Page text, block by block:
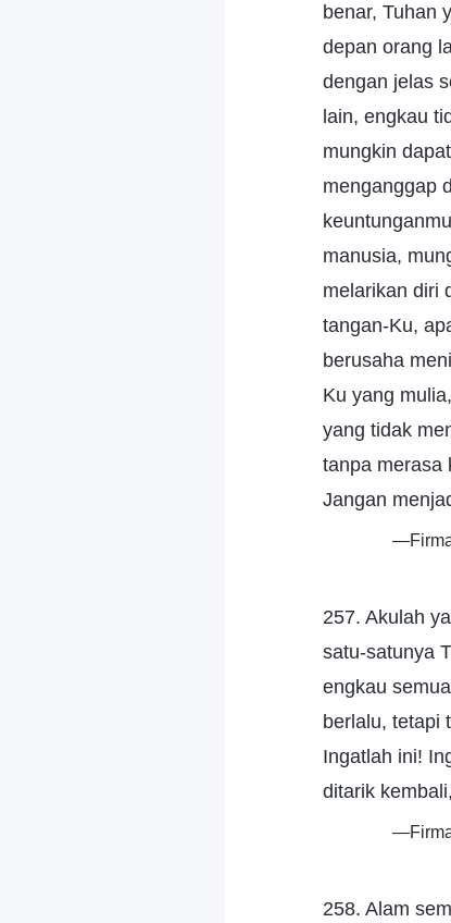
benar, Tuhan
depan orang
dengan jelas
lain, engkau
mungkin
menganggap
manusia,
melarikan diri
tangan-Ku,
berusaha
Ku yang
yang tidak
tanpa merasa
Jangan
257. Akulah
satu-satunya
engkau
berlalu, tetapi
Ingatlah ini!
ditarik
258. Alam